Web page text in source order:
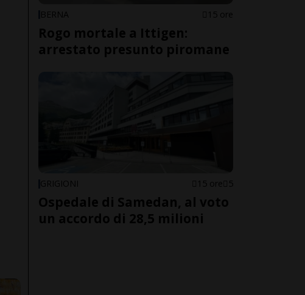
BERNA 15 ore
Rogo mortale a Ittigen:
arrestato presunto piromane
GRIGIONI 15 ore 5
Ospedale di Samedan, al voto
un accordo di 28,5 milioni